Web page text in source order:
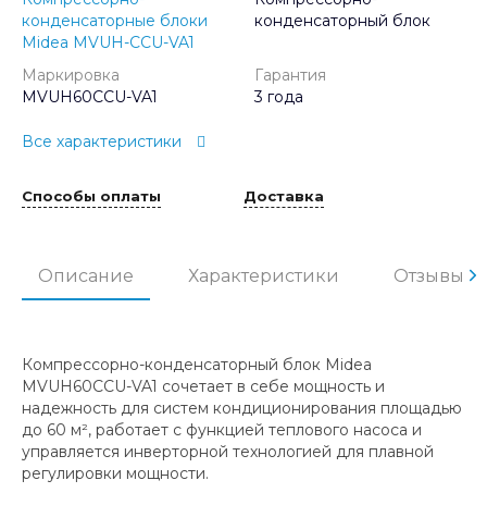
конденсаторные блоки
Midea MVUH-CCU-VA1
конденсаторный блок
Маркировка
MVUH60CCU-VA1
Гарантия
3 года
Все характеристики
Способы оплаты Доставка
Описание Характеристики Отзывы
Компрессорно-конденсаторный блок Midea
MVUH60CCU-VA1 сочетает в себе мощность и
надежность для систем кондиционирования площадью
до 60 м², работает с функцией теплового насоса и
управляется инверторной технологией для плавной
регулировки мощности.